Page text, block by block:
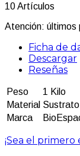
10Artículos
Atención: últimos
Ficha de
Descargar
Reseñas
Peso
1 Kilo
Material Sustrato
Marca
¡Sea el